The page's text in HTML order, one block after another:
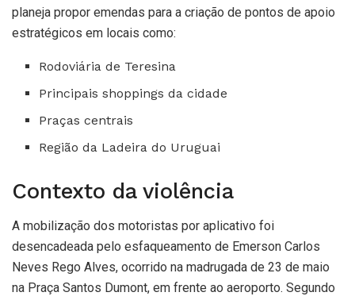
planeja propor emendas para a criação de pontos de apoio
estratégicos em locais como:
Rodoviária de Teresina
Principais shoppings da cidade
Praças centrais
Região da Ladeira do Uruguai
Contexto da violência
A mobilização dos motoristas por aplicativo foi
desencadeada pelo esfaqueamento de Emerson Carlos
Neves Rego Alves, ocorrido na madrugada de 23 de maio
na Praça Santos Dumont, em frente ao aeroporto. Segundo